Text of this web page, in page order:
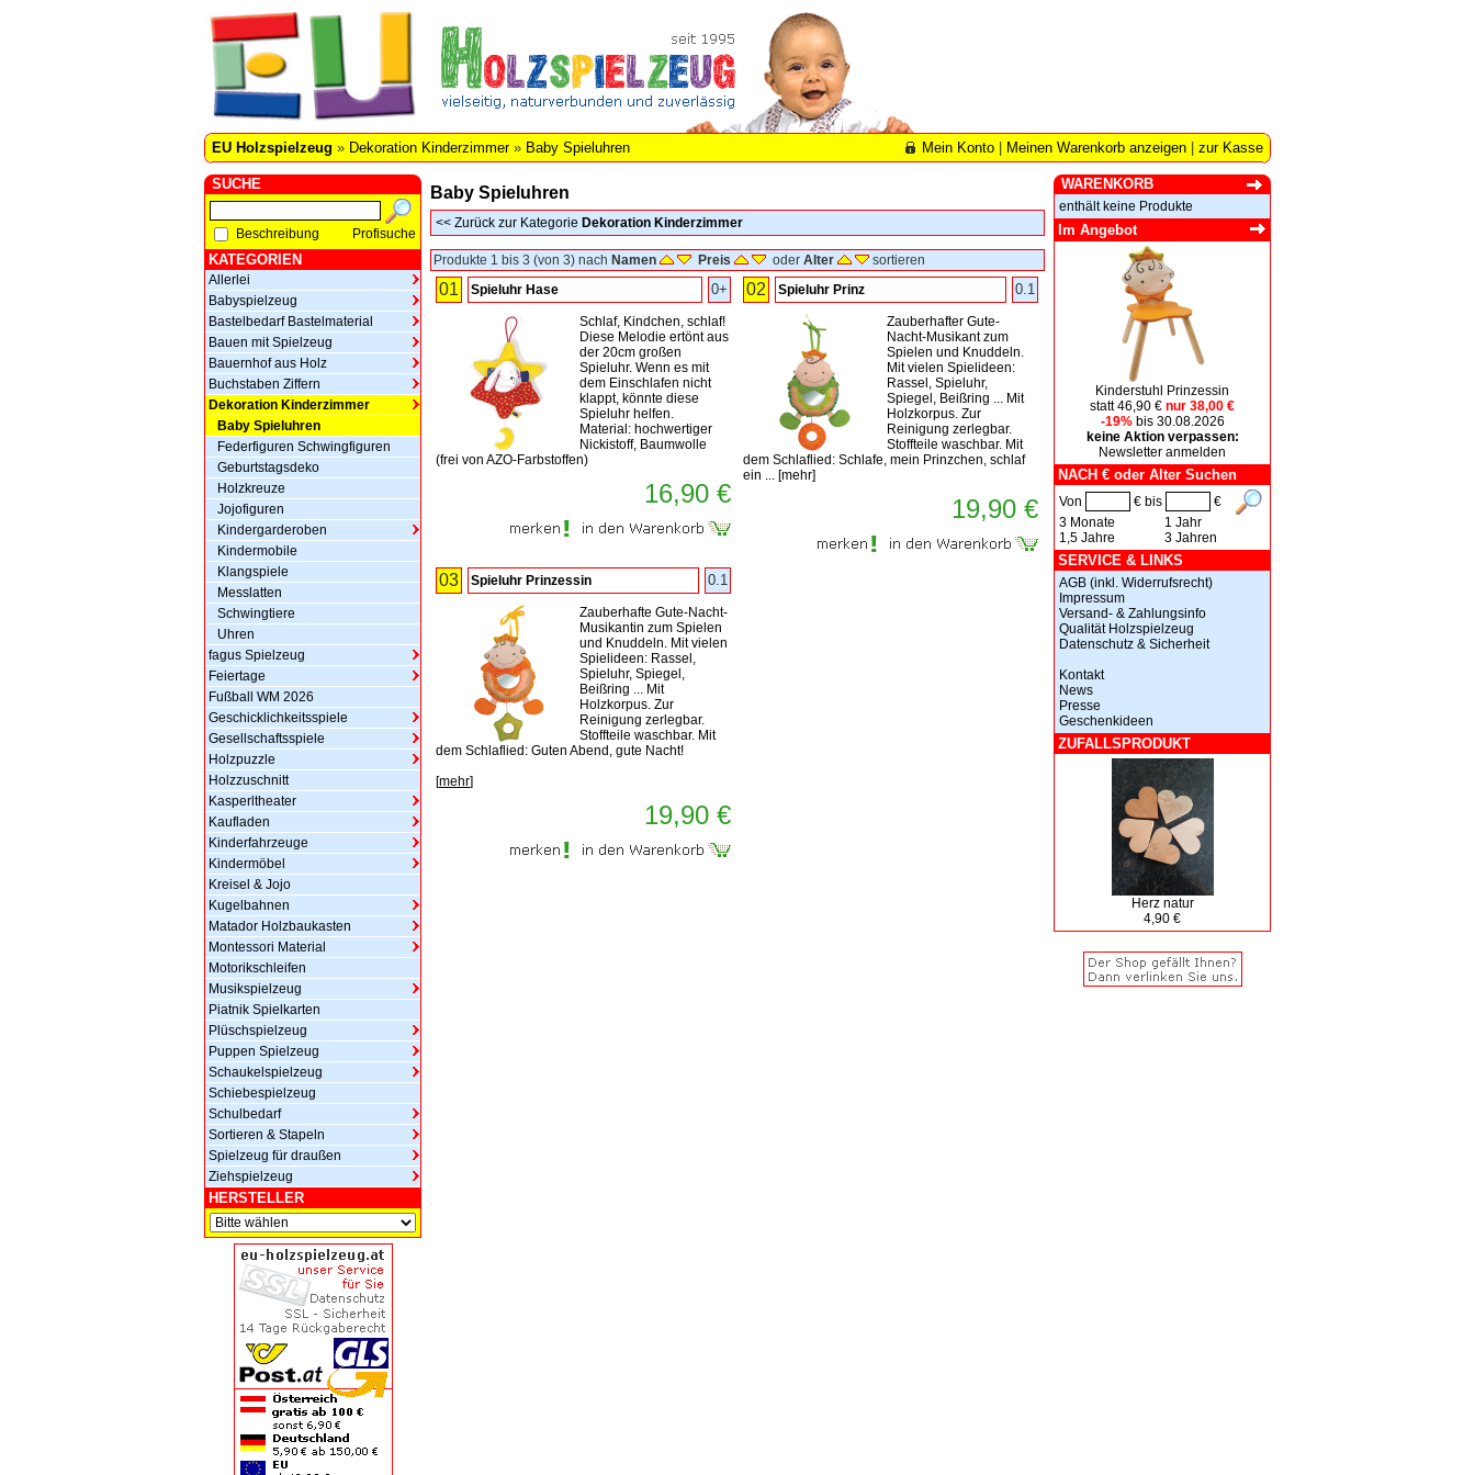
EU Holzspielzeug » Dekoration Kinderzimmer» Baby Spieluhren Mein Konto Meinen Warenkorb anzeigen zur Kasse
SUCHE
Beschreibung Profisuche
KATEGORIEN
Allerlei
Babyspielzeug
Bastelbedarf Bastelmaterial
Bauen mit Spielzeug
Bauernhof aus Holz
Buchstaben Ziffern
Dekoration Kinderzimmer
Baby Spieluhren
Federfiguren Schwingfiguren
Geburtstagsdeko
Holzkreuze
Jojofiguren
Kindergarderoben
Kindermobile
Klangspiele
Messlatten
Schwingtiere
Uhren
fagus Spielzeug
Feiertage
Fußball WM 2026
Geschicklichkeitsspiele
Gesellschaftsspiele
Holzpuzzle
Holzzuschnitt
Kasperltheater
Kaufladen
Kinderfahrzeuge
Kindermöbel
Kreisel & Jojo
Kugelbahnen
Matador Holzbaukasten
Montessori Material
Motorikschleifen
Musikspielzeug
Piatnik Spielkarten
Plüschspielzeug
Puppen Spielzeug
Schaukelspielzeug
Schiebespielzeug
Schulbedarf
Sortieren & Stapeln
Spielzeug für draußen
Ziehspielzeug
HERSTELLER
Baby Spieluhren
<< Zurück zur Kategorie Dekoration Kinderzimmer
Produkte 1 bis 3 (von 3) nach Namen Preis oder Alter sortieren
01 Spieluhr Hase 0+
Schlaf, Kindchen, schlaf!
Diese Melodie ertönt aus
der 20cm großen
Spieluhr. Wenn es mit
dem Einschlafen nicht
klappt, könnte diese
Spieluhr helfen.
Material: hochwertiger
Nickistoff, Baumwolle
(frei von AZO-Farbstoffen)
16,90 €
02 Spieluhr Prinz 0.1
Zauberhafter Gute-
Nacht-Musikant zum
Spielen und Knuddeln.
Mit vielen Spielideen:
Rassel, Spieluhr,
Spiegel, Beißring ... Mit
Holzkorpus. Zur
Reinigung zerlegbar.
Stoffteile waschbar. Mit
dem Schlaflied: Schlafe, mein Prinzchen, schlaf
ein ... [mehr]
19,90 €
03 Spieluhr Prinzessin 0.1
Zauberhafte Gute-Nacht-
Musikantin zum Spielen
und Knuddeln. Mit vielen
Spielideen: Rassel,
Spieluhr, Spiegel,
Beißring ... Mit
Holzkorpus. Zur
Reinigung zerlegbar.
Stoffteile waschbar. Mit
dem Schlaflied: Guten Abend, gute Nacht!
[mehr]
19,90 €
WARENKORB
enthält keine Produkte
Im Angebot
Kinderstuhl Prinzessin
statt 46,90 € nur 38,00 €
-19%bis 30.08.2026
keine Aktion verpassen:
Newsletter anmelden
NACH € oder Alter Suchen
Von € bis
€
3 Monate
1,5 Jahre
1 Jahr
3 Jahren
SERVICE & LINKS
AGB (inkl. Widerrufsrecht)
Impressum
Versand- & Zahlungsinfo
Qualität Holzspielzeug
Datenschutz & Sicherheit
Kontakt
News
Presse
Geschenkideen
ZUFALLSPRODUKT
Herz natur
4,90 €